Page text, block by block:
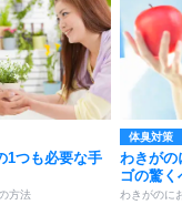
1つも必要な手
方法
体臭対策
わきがの
ゴの驚く
わきがのに